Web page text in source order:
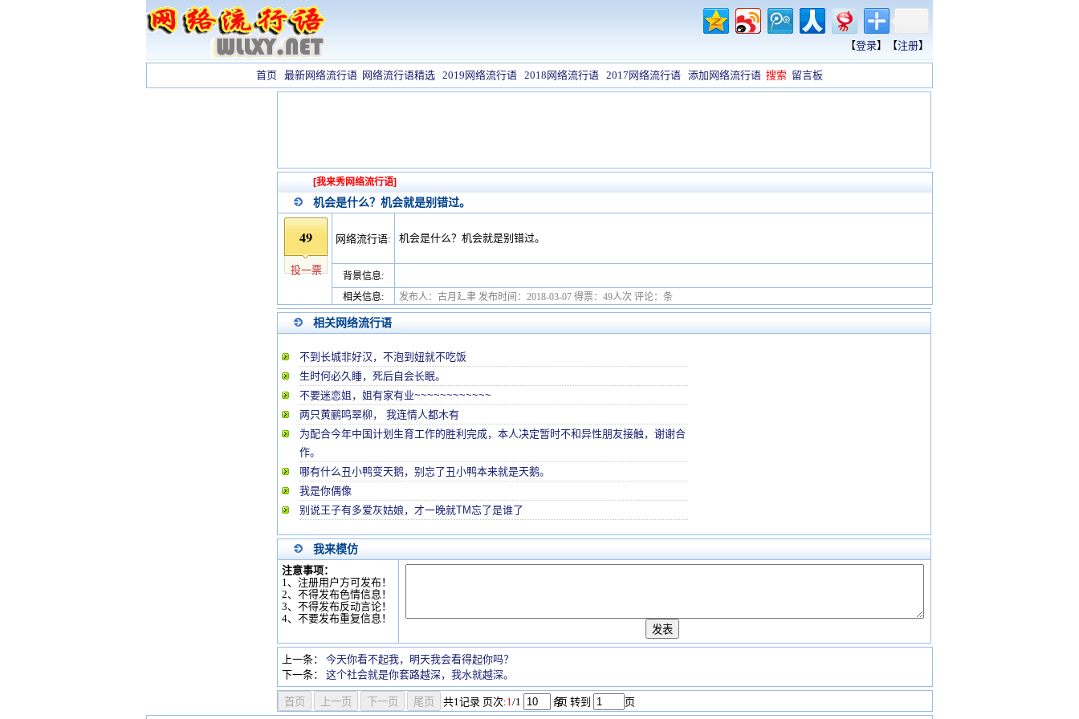
【登录】【注册】
首页 最新网络流行语 网络流行语精选 2019网络流行语 2018网络流行语 2017网络流行语 添加网络流行语 搜索 留言板
[我来秀网络流行语]
机会是什么？机会就是别错过。
49
投一票
网络流行语: 机会是什么？机会就是别错过。
背景信息:
相关信息:
发布人：古月廴聿 发布时间：2018-03-07 得票：49人次 评论：条
相关网络流行语
不到长城非好汉，不泡到妞就不吃饭
生时何必久睡，死后自会长眠。
不要迷恋姐，姐有家有业~~~~~~~~~~~~
两只黄鹂鸣翠柳， 我连情人都木有
为配合今年中国计划生育工作的胜利完成，本人决定暂时不和异性朋友接触，谢谢合
作。
哪有什么丑小鸭变天鹅，别忘了丑小鸭本来就是天鹅。
我是你偶像
别说王子有多爱灰姑娘，才一晚就TM忘了是谁了
我来模仿
注意事项：
1、注册用户方可发布！
2、不得发布色情信息！
3、不得发布反动言论！
4、不要发布重复信息！
上一条：
今天你看不起我，明天我会看得起你吗？
下一条：
这个社会就是你套路越深，我水就越深。
共1记录 页次:1/1 条
/页 转到 页